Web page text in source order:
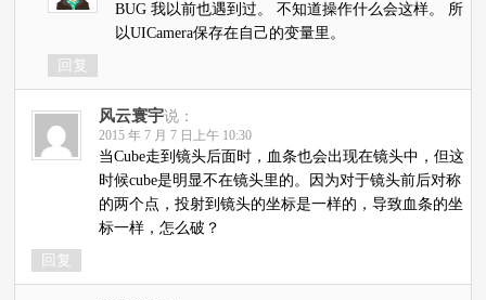
BUG 我以前也遇到过。 不知道操作什么会这样。 所
以UICamera保存在自己的变量里。
回复
风云寰宇说：
2015 年 7 月 7 日上午 10:30
当Cube走到镜头后面时，血条也会出现在镜头中，但这
时候cube是明显不在镜头里的。因为对于镜头前后对称
的两个点，投射到镜头的坐标是一样的，导致血条的坐
标一样，怎么破？
回复